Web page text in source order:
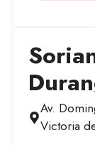
Av.
Victoria